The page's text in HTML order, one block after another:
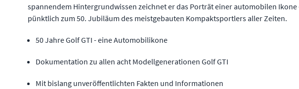
spannendem Hintergrundwissen zeichnet er das Porträt einer automobilen Ikone
pünktlich zum 50. Jubiläum des meistgebauten Kompaktsportlers aller Zeiten.
50 Jahre Golf GTI - eine Automobilikone
Dokumentation zu allen acht Modellgenerationen Golf GTI
Mit bislang unveröffentlichten Fakten und Informationen